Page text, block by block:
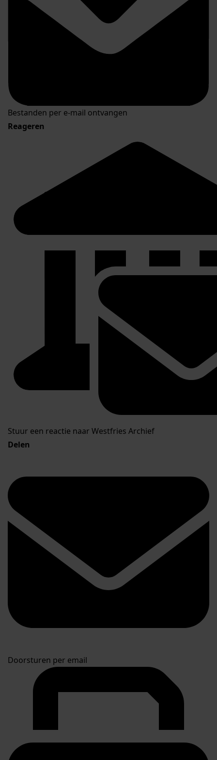
Bestanden per e-mail ontvangen
Reageren
Stuur een reactie naar Westfries Archief
Delen
Doorsturen per email